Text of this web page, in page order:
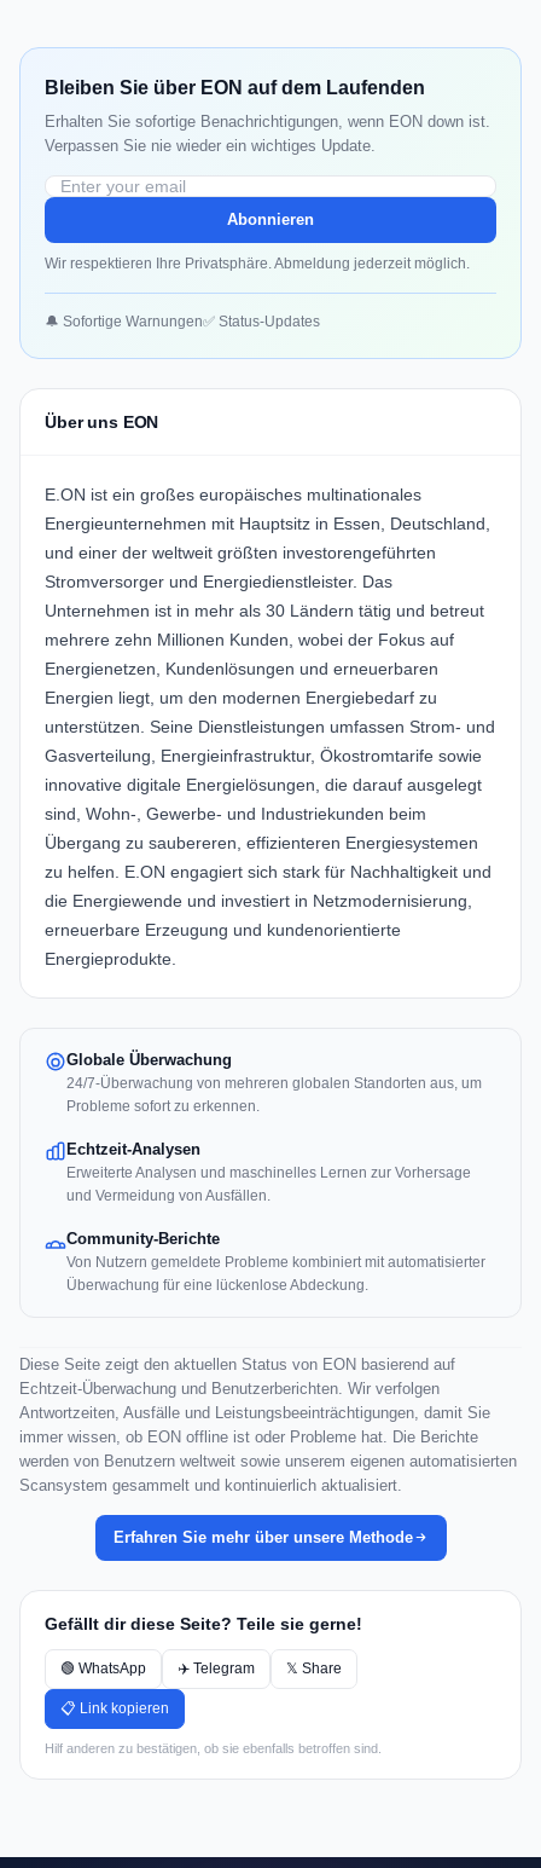
Bleiben Sie über EON auf dem Laufenden
Erhalten Sie sofortige Benachrichtigungen, wenn EON down ist.
Verpassen Sie nie wieder ein wichtiges Update.
Abonnieren
Wir respektieren Ihre Privatsphäre. Abmeldung jederzeit möglich.
🔔 Sofortige Warnungen✅ Status-Updates
Über uns EON
E.ON ist ein großes europäisches multinationales
Energieunternehmen mit Hauptsitz in Essen, Deutschland,
und einer der weltweit größten investorengeführten
Stromversorger und Energiedienstleister. Das
Unternehmen ist in mehr als 30 Ländern tätig und betreut
mehrere zehn Millionen Kunden, wobei der Fokus auf
Energienetzen, Kundenlösungen und erneuerbaren
Energien liegt, um den modernen Energiebedarf zu
unterstützen. Seine Dienstleistungen umfassen Strom- und
Gasverteilung, Energieinfrastruktur, Ökostromtarife sowie
innovative digitale Energielösungen, die darauf ausgelegt
sind, Wohn-, Gewerbe- und Industriekunden beim
Übergang zu saubereren, effizienteren Energiesystemen
zu helfen. E.ON engagiert sich stark für Nachhaltigkeit und
die Energiewende und investiert in Netzmodernisierung,
erneuerbare Erzeugung und kundenorientierte
Energieprodukte.
Globale Überwachung
24/7-Überwachung von mehreren globalen Standorten aus, um
Probleme sofort zu erkennen.
Echtzeit-Analysen
Erweiterte Analysen und maschinelles Lernen zur Vorhersage
und Vermeidung von Ausfällen.
Community-Berichte
Von Nutzern gemeldete Probleme kombiniert mit automatisierter
Überwachung für eine lückenlose Abdeckung.
Diese Seite zeigt den aktuellen Status von EON basierend auf
Echtzeit-Überwachung und Benutzerberichten. Wir verfolgen
Antwortzeiten, Ausfälle und Leistungsbeeinträchtigungen, damit Sie
immer wissen, ob EON offline ist oder Probleme hat. Die Berichte
werden von Benutzern weltweit sowie unserem eigenen automatisierten
Scansystem gesammelt und kontinuierlich aktualisiert.
Erfahren Sie mehr über unsere Methode
Gefällt dir diese Seite? Teile sie gerne!
🟢 WhatsApp ✈️ Telegram 𝕏 Share
📋 Link kopieren
Hilf anderen zu bestätigen, ob sie ebenfalls betroffen sind.